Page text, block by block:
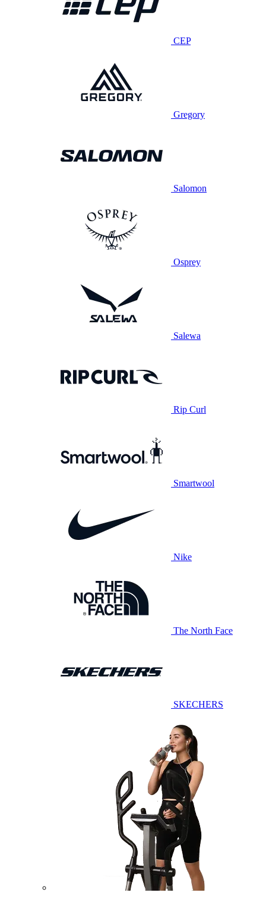
CEP
Gregory
Salomon
Osprey
Salewa
Rip Curl
Smartwool
Nike
The North Face
SKECHERS